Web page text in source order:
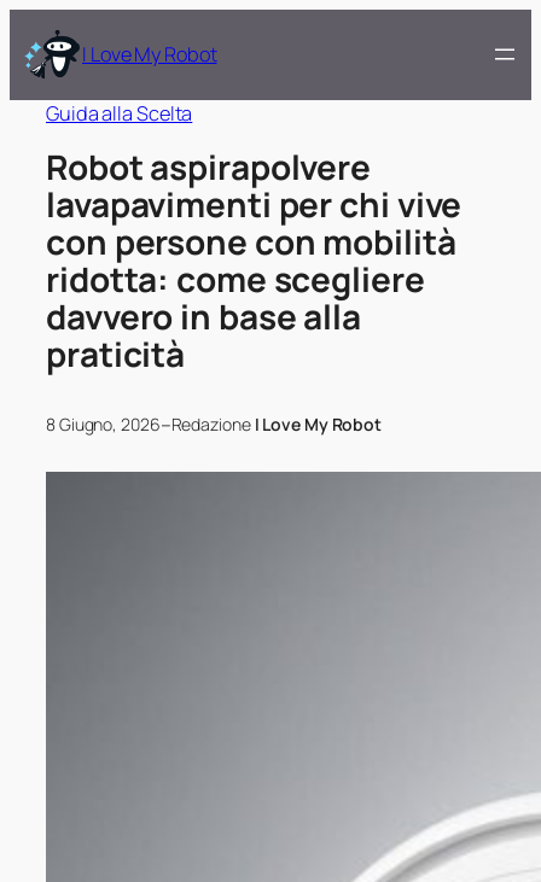
I Love My Robot
Guida alla Scelta
Robot aspirapolvere
lavapavimenti per chi vive
con persone con mobilità
ridotta: come scegliere
davvero in base alla
praticità
8 Giugno, 2026–Redazione I Love My Robot